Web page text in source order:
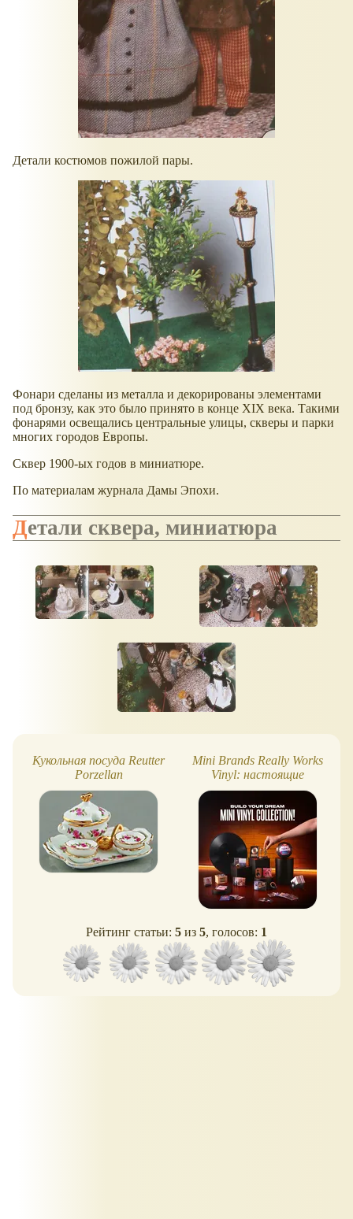
Детали костюмов пожилой пары.
Фонари сделаны из металла и декорированы элементами
под бронзу, как это было принято в конце XIX века. Такими
фонарями освещались центральные улицы, скверы и парки
многих городов Европы.
Сквер 1900-ых годов в миниатюре.
По материалам журнала Дамы Эпохи.
Детали сквера, миниатюра
Кукольная посуда Reutter
Porzellan
Mini Brands Really Works
Vinyl: настоящие
пластинки в миниатюре
Рейтинг статьи: 5 из 5, голосов: 1